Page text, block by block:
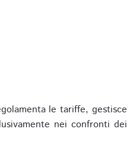
le tariffe, gestisce
nei confronti dei